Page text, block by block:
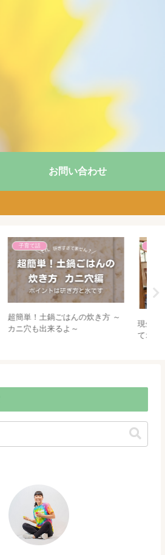
お問い合わせ
親子英語レッスン
英語で虫取り☆夏だからこそ、
学べる単語！